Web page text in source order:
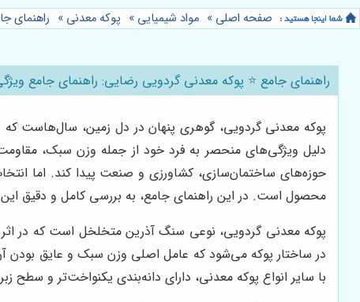
صفحه اصلی » مواد شیمیایی » پوکه معدنی » راهنمای
راهنمای جامع ⭐️ پوکه معدنی گردویی رضایی: راهنمای جامع
پوکه معدنی گردویی، گوهری پنهان در دل زمین، سال‌هاست که
دلیل ویژگی‌های منحصر به فرد خود از جمله وزن سبک،
حوزه‌های ساختمان‌سازی، کشاورزی و صنعت پیدا کند. اما
محصول است. در این راهنمای جامع، به بررسی کامل و دقیق این
پوکه معدنی گردویی، نوعی سنگ آذرین متخلخل است که در اثر
در ساختار پوکه می‌شود که عامل اصلی وزن سبک و عایق بودن
با سایر انواع پوکه معدنی، دارای دانه‌بندی یکنواخت‌تر و